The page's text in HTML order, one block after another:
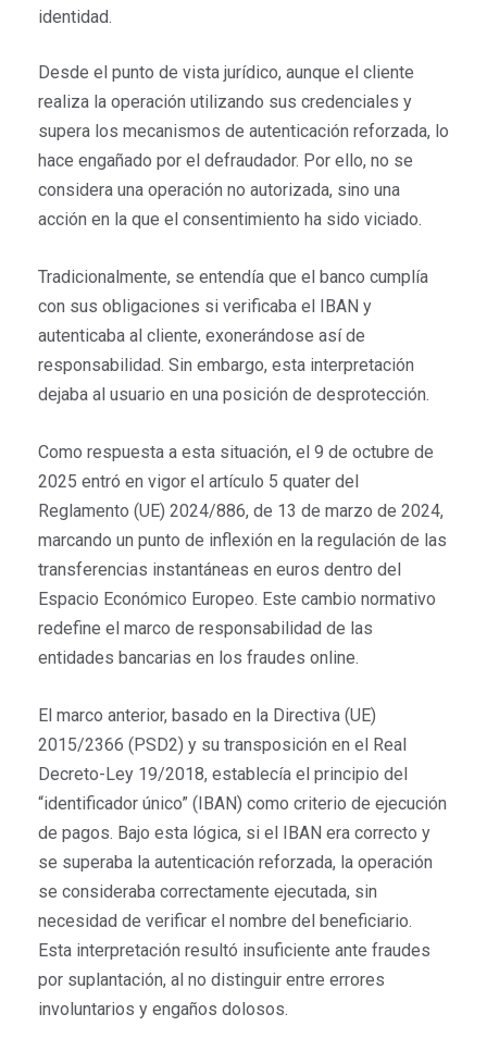
identidad.
Desde el punto de vista jurídico, aunque el cliente
realiza la operación utilizando sus credenciales y
supera los mecanismos de autenticación reforzada, lo
hace engañado por el defraudador. Por ello, no se
considera una operación no autorizada, sino una
acción en la que el consentimiento ha sido viciado.
Tradicionalmente, se entendía que el banco cumplía
con sus obligaciones si verificaba el IBAN y
autenticaba al cliente, exonerándose así de
responsabilidad. Sin embargo, esta interpretación
dejaba al usuario en una posición de desprotección.
Como respuesta a esta situación, el 9 de octubre de
2025 entró en vigor el artículo 5 quater del
Reglamento (UE) 2024/886, de 13 de marzo de 2024,
marcando un punto de inflexión en la regulación de las
transferencias instantáneas en euros dentro del
Espacio Económico Europeo. Este cambio normativo
redefine el marco de responsabilidad de las
entidades bancarias en los fraudes online.
El marco anterior, basado en la Directiva (UE)
2015/2366 (PSD2) y su transposición en el Real
Decreto-Ley 19/2018, establecía el principio del
“identificador único” (IBAN) como criterio de ejecución
de pagos. Bajo esta lógica, si el IBAN era correcto y
se superaba la autenticación reforzada, la operación
se consideraba correctamente ejecutada, sin
necesidad de verificar el nombre del beneficiario.
Esta interpretación resultó insuficiente ante fraudes
por suplantación, al no distinguir entre errores
involuntarios y engaños dolosos.